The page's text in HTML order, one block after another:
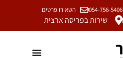
054-756-5406 השאירו פרטים
שירות בפריסה ארצית